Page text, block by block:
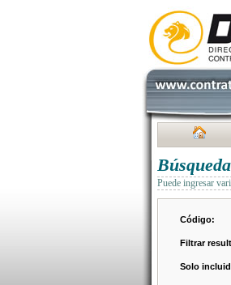
Puede ingresar
Código:
Filtrar
Solo